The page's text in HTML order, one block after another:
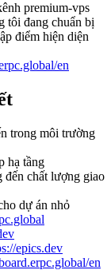
premium-vps
tôi đang chuẩn bị
điểm hiện diện
en
trong môi trường
hạ tầng
đến chất lượng giao
dự án nhỏ
epics.dev
en